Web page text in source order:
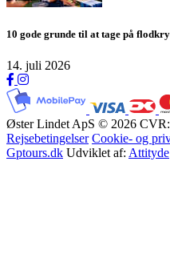
10 gode grunde til at tage på
14. juli 2026
Øster Lindet ApS © 2026
Rejsebetingelser Cookie- og
Gptours.dk Udviklet af: Attityde